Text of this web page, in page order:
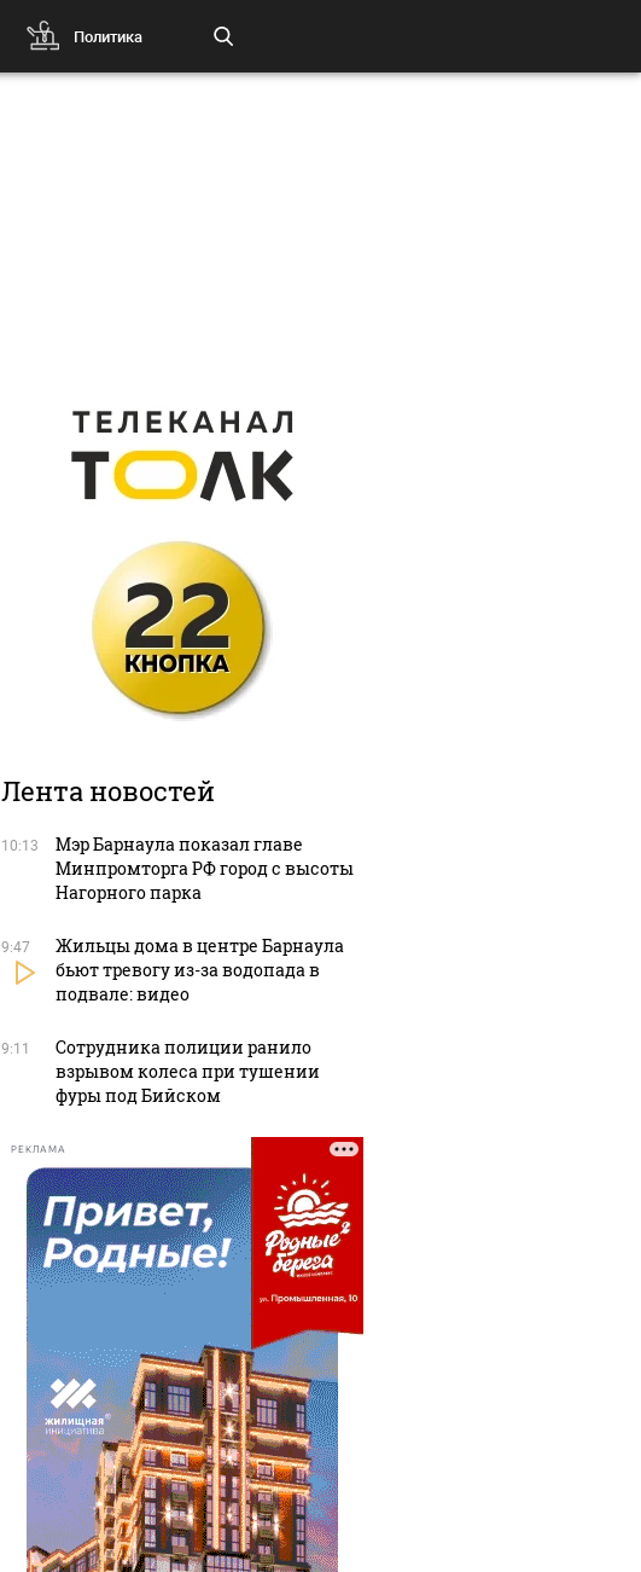
Политика
Лента новостей
10:13
Мэр Барнаула показал главе
Минпромторга РФ город с высоты
Нагорного парка
9:47
Жильцы дома в центре Барнаула
бьют тревогу из-за водопада в
подвале: видео
9:11
Сотрудника полиции ранило
взрывом колеса при тушении
фуры под Бийском
РЕКЛАМА